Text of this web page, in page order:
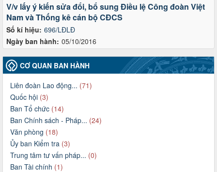
Số kí hiệu: 696/LĐLĐ
Ngày ban hành: 05/10/2016
V/v lấy ý kiến sửa đổi, bổ sung Điều lệ Công đoàn Việt
Nam và Thống kê cán bộ CĐCS
CƠ QUAN BAN HÀNH
Liên đoàn Lao động... (71)
Quốc hội (3)
Ban Tổ chức (14)
Ban Chính sách - Pháp... (24)
Văn phòng (18)
Ủy ban Kiểm tra (3)
Trung tâm tư vấn pháp... (0)
Ban Tài chính (1)